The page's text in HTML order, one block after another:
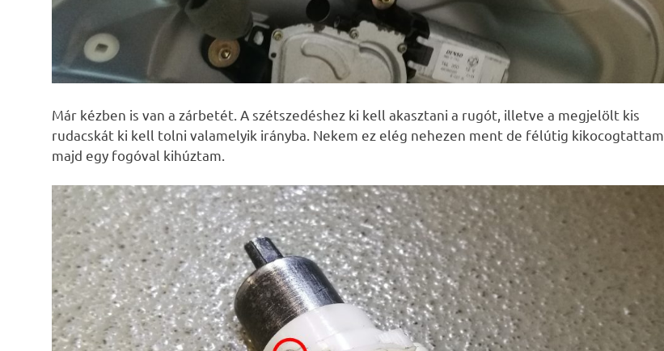
Már kézben is van a zárbetét. A szétszedéshez ki kell akasztani a rugót, illetve a megjelölt kis
rudacskát ki kell tolni valamelyik irányba. Nekem ez elég nehezen ment de félútig kikocogtattam,
majd egy fogóval kihúztam.